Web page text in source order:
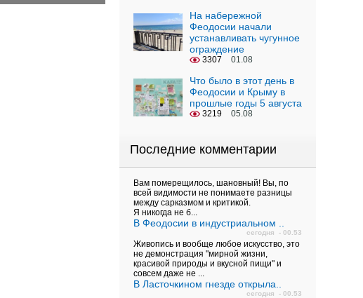
На набережной
Феодосии начали
устанавливать чугунное
ограждение
3307 01.08
Что было в этот день в
Феодосии и Крыму в
прошлые годы 5 августа
3219 05.08
Последние комментарии
Вам померещилось, шановный! Вы, по
всей видимости не понимаете разницы
между сарказмом и критикой.
Я никогда не б...
В Феодосии в индустриальном ..
сегодня - 00.53
Живопись и вообще любое искусство, это
не демонстрация "мирной жизни,
красивой природы и вкусной пищи" и
совсем даже не ...
В Ласточкином гнезде открыла..
сегодня - 00.53